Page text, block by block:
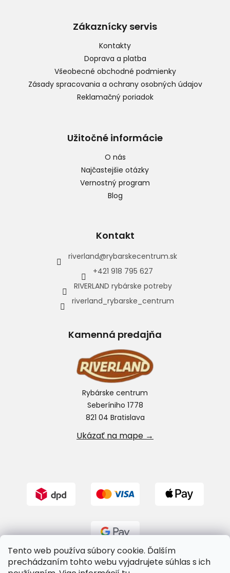
Tento web používa súbory cookie. Ďalším
prechádzaním tohto webu vyjadrujete súhlas s ich
Zákaznícky servis
Kontakty
Doprava a platba
Všeobecné obchodné podmienky
Zásady spracovania a ochrany osobných údajov
Reklamačný poriadok
Užitočné informácie
O nás
Najčastejšie otázky
Vernostný program
Blog
Kontakt
riverland@rybarskecentrum.sk
+421 918 795 627
RIVERLAND rybárske potreby
riverland_rybarske_centrum
Kamenná predajňa
Rybárske centrum
Seberíniho 1778
821 04 Bratislava
Ukázať na mape →